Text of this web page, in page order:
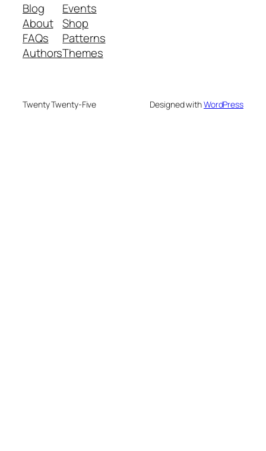
Blog
About
FAQs
Authors
Events
Shop
Patterns
Themes
Twenty Twenty-Five Designed withWordPress